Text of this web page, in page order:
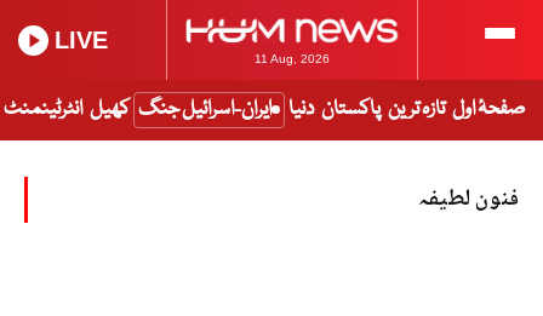
11 Aug, 2026
LIVE
صفحۂ اول تازہ ترین پاکستان دنیا ایران-اسرائیل جنگ کھیل انٹرٹینمنٹ
فنون لطیفہ